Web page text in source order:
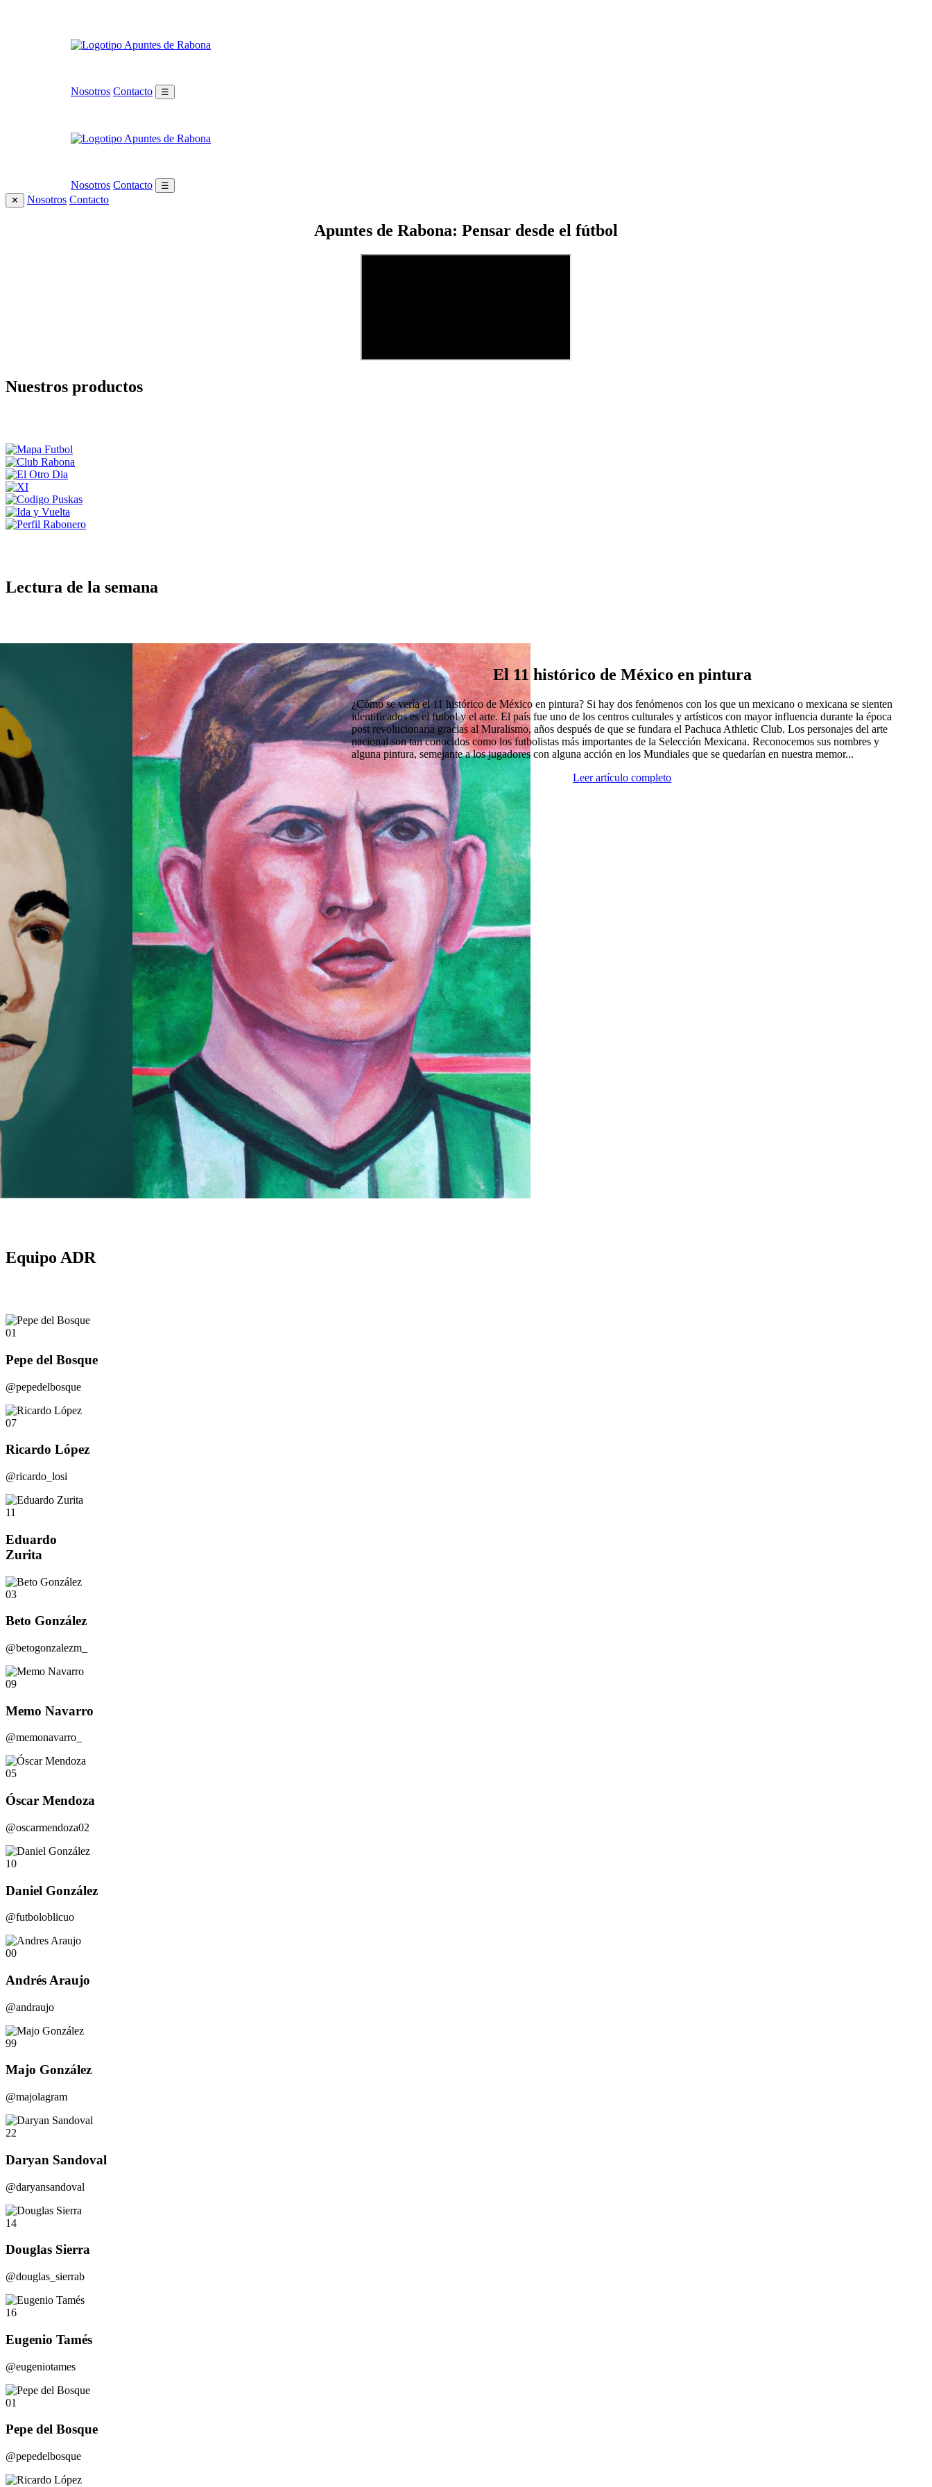
Nosotros Contacto ☰
Nosotros Contacto
☰
✕
Nosotros Contacto
Apuntes de Rabona: Pensar desde el fútbol
Nuestros productos
Lectura de la semana
El 11 histórico de México en pintura
¿Cómo se vería el 11 histórico de México en pintura? Si hay dos fenómenos con los que un mexicano o mexicana se sienten
identificados es el futbol y el arte. El país fue uno de los centros culturales y artísticos con mayor influencia durante la época
post revolucionaria gracias al Muralismo, años después de que se fundara el Pachuca Athletic Club. Los personajes del arte
nacional son tan conocidos como los futbolistas más importantes de la Selección Mexicana. Reconocemos sus nombres y
alguna pintura, semejante a los jugadores con alguna acción en los Mundiales que se quedarían en nuestra memor...
Leer artículo completo
Equipo ADR
01
Pepe del Bosque
@pepedelbosque
07
Ricardo López
@ricardo_losi
11
Eduardo
Zurita
03
Beto González
@betogonzalezm_
09
Memo Navarro
@memonavarro_
05
Óscar Mendoza
@oscarmendoza02
10
Daniel González
@futboloblicuo
00
Andrés Araujo
@andraujo
99
Majo González
@majolagram
22
Daryan Sandoval
@daryansandoval
14
Douglas Sierra
@douglas_sierrab
16
Eugenio Tamés
@eugeniotames
01
Pepe del Bosque
@pepedelbosque